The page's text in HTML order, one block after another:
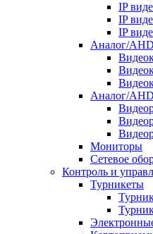
IP
IP
IP
Аналог/
Аналог/
Мониторы
Сетевое
Контроль и
Турникеты